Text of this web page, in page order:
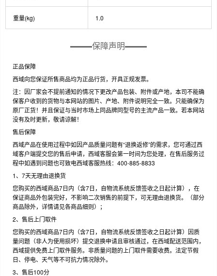
重量(kg) 1.0
保障声明
正品保障
西域向您保证所售商品均为正品行货，开具正规发票。
注：因厂家会不提前通知的情况下更改产品包装、附件或产地，本司不能确
保客户收到的货物与本网站的图片、产地、附件说明完全一致。只能确保为
原厂正货！并且保证与当时市场上同品牌同型号的主流产品一致。若本网站
没有及时更新，敬请谅解！
售后保障
西域产品在使用过程中如因产品质量问题有“退换返修”的需求，您可通过西
域客户端提交您的售后申请，西域客服会第一时间为您处理，在售后服务过
程中如遇到问题也可致电西域客服热线：400-885-8833
1、7天无理由退换货
您购买的西域商品7日内（含7日，自物流系统反馈签收之日起计算），在
保证商品外包装完好，不影响二次销售的前提下，可无理由退换货。（部分
商品除外，详情请见各商品细则）；
2、售后上门取件
您购买的西域商品7日内（含7日，自物流系统反馈签收之日起计算）因质
量问题（非人为使用损坏）提交退换申请且审核通过，在西域配送范围内，
西域提供免费上门取件服务。非质量问题的上门取件需要收费。法定节假
日、停电、天气等不可抗力情况除外。
3、售后100分